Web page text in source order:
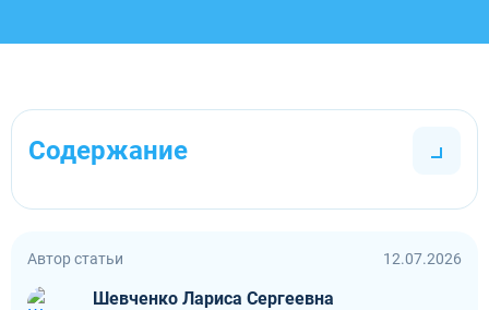
Содержание
Автор статьи 12.07.2026
Шевченко Лариса Сергеевна